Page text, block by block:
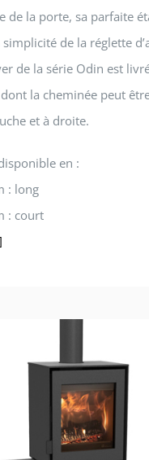
de la porte, sa parfaite
simplicité de la réglette
de la série Odin est
la cheminée peut
et à droite.
en :
: long
: court